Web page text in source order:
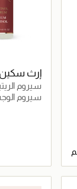
إرث
سيروم
سيروم